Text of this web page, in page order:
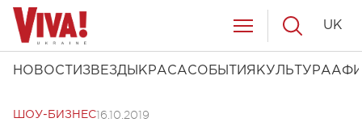
НОВОСТИ ЗВЕЗДЫ КРАСАСОБЫТИЯ КУЛЬТУРА
UK
ШОУ-БИЗНЕС16.10.2019